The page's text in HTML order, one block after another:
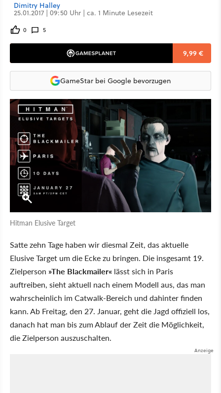
Dimitry Halley
25.01.2017 | 09:50 Uhr | ca. 1 Minute Lesezeit
0 5
9,99 €
GameStar bei Google bevorzugen
Hitman Elusive Target
Satte zehn Tage haben wir diesmal Zeit, das aktuelle
Elusive Target um die Ecke zu bringen. Die insgesamt 19.
Zielperson »The Blackmailer« lässt sich in Paris
auftreiben, sieht aktuell nach einem Modell aus, das man
wahrscheinlich im Catwalk-Bereich und dahinter finden
kann. Ab Freitag, den 27. Januar, geht die Jagd offiziell los,
danach hat man bis zum Ablauf der Zeit die Möglichkeit,
die Zielperson auszuschalten.